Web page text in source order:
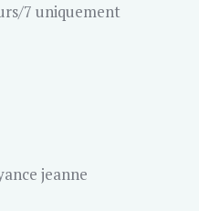
7 uniquement
jeanne